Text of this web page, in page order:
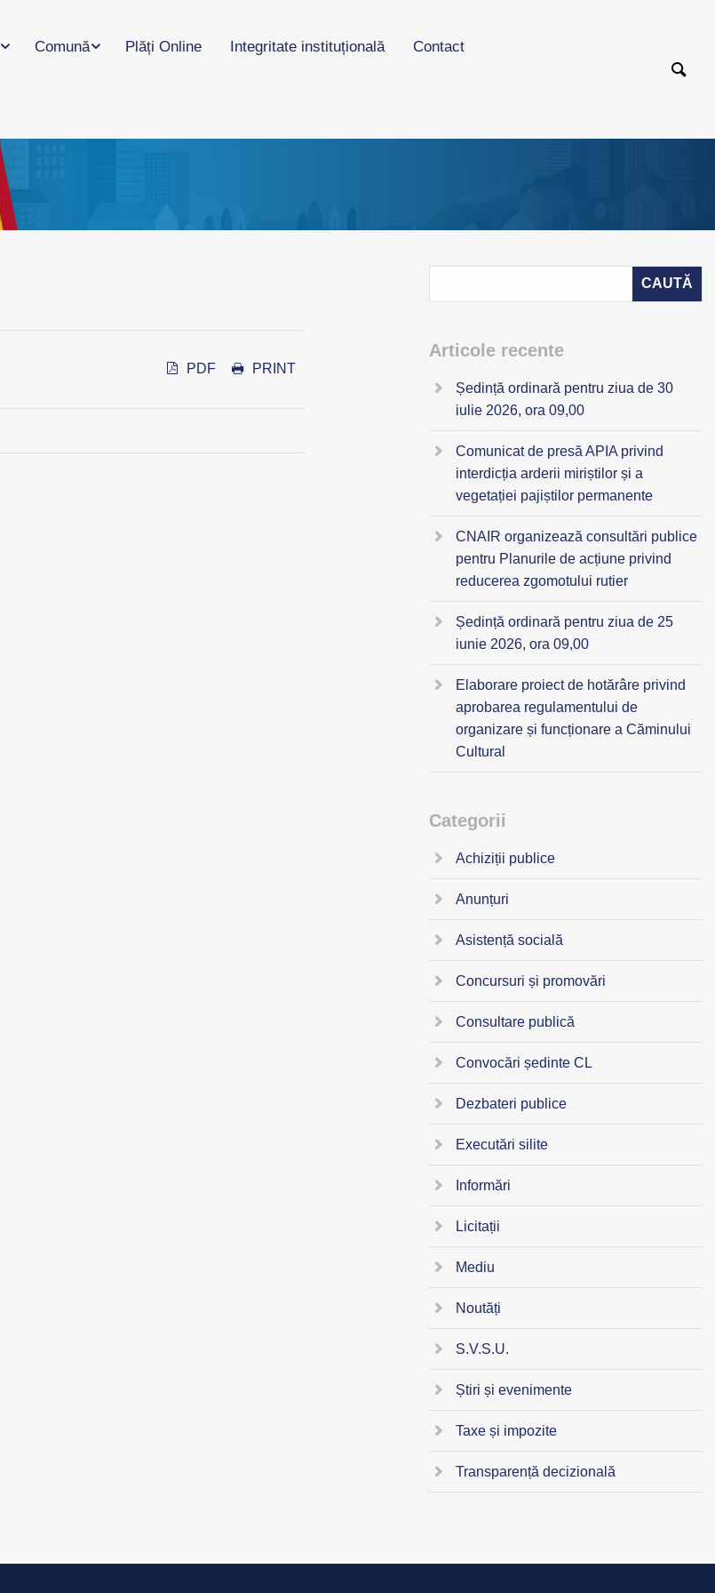
Comună Plăți Online Integritate instituțională Contact
PDF PRINT
Articole recente
Ședință ordinară pentru ziua de 30
iulie 2026, ora 09,00
Comunicat de presă APIA privind
interdicția arderii miriștilor și a
vegetației pajiștilor permanente
CNAIR organizează consultări publice
pentru Planurile de acțiune privind
reducerea zgomotului rutier
Ședință ordinară pentru ziua de 25
iunie 2026, ora 09,00
Elaborare proiect de hotărâre privind
aprobarea regulamentului de
organizare și funcționare a Căminului
Cultural
Categorii
Achiziții publice
Anunțuri
Asistență socială
Concursuri și promovări
Consultare publică
Convocări ședinte CL
Dezbateri publice
Executări silite
Informări
Licitații
Mediu
Noutăți
S.V.S.U.
Știri și evenimente
Taxe și impozite
Transparență decizională